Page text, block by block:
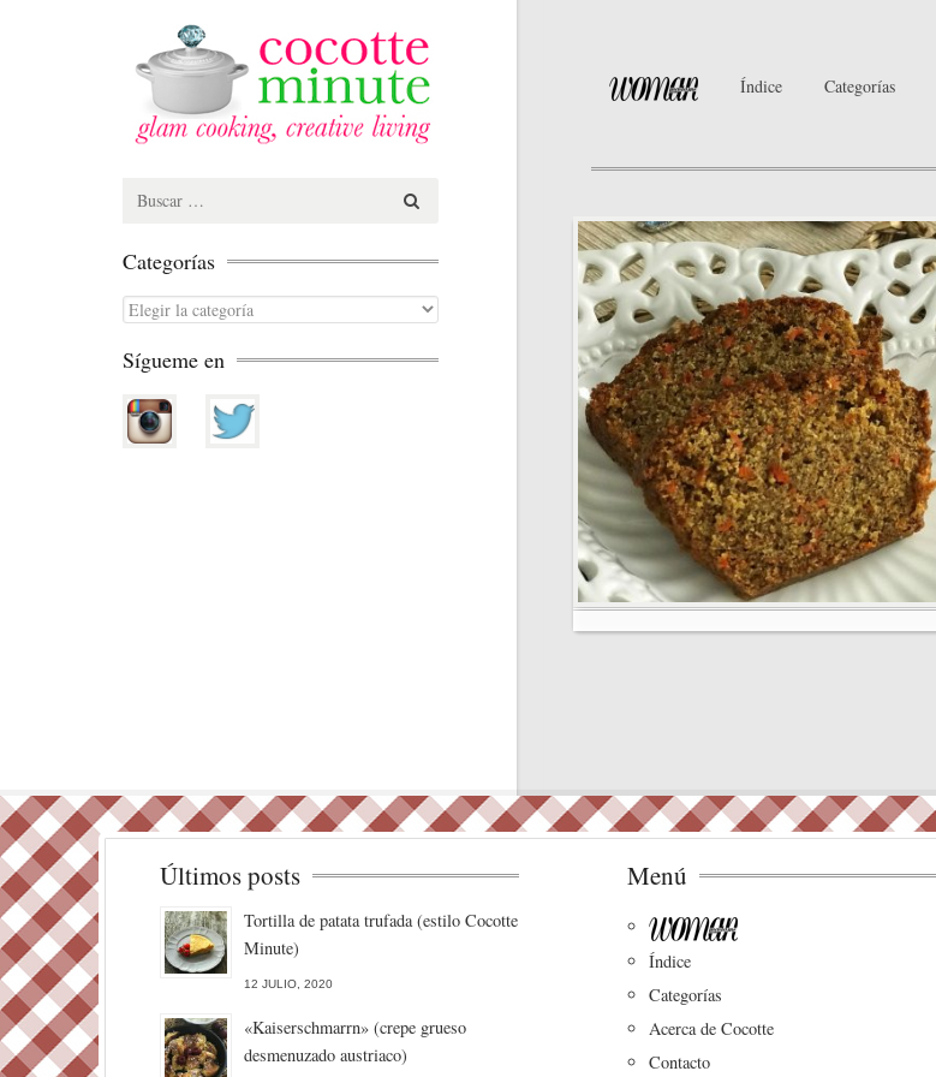
Índice Categorías
Search
Categorías
Categorías
Sígueme en
Últimos posts
Tortilla de patata trufada (estilo Cocotte
Minute)
12 JULIO, 2020
«Kaiserschmarrn» (crepe grueso
desmenuzado austriaco)
Menú
Índice
Categorías
Acerca de Cocotte
Contacto